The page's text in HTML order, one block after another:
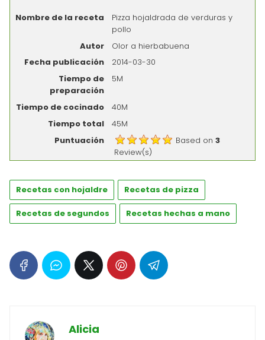
Nombre de la receta
Pizza hojaldrada de verduras y
pollo
Autor
Olor a hierbabuena
Fecha publicación
2014-03-30
Tiempo de
preparación
5M
Tiempo de cocinado
40M
Tiempo total
45M
Puntuación
Based on3
Review(s)
Recetas con hojaldre Recetas de pizza
Recetas de segundos Recetas hechas a mano
Alicia